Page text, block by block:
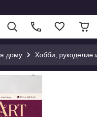
дому Хобби, рукоделие